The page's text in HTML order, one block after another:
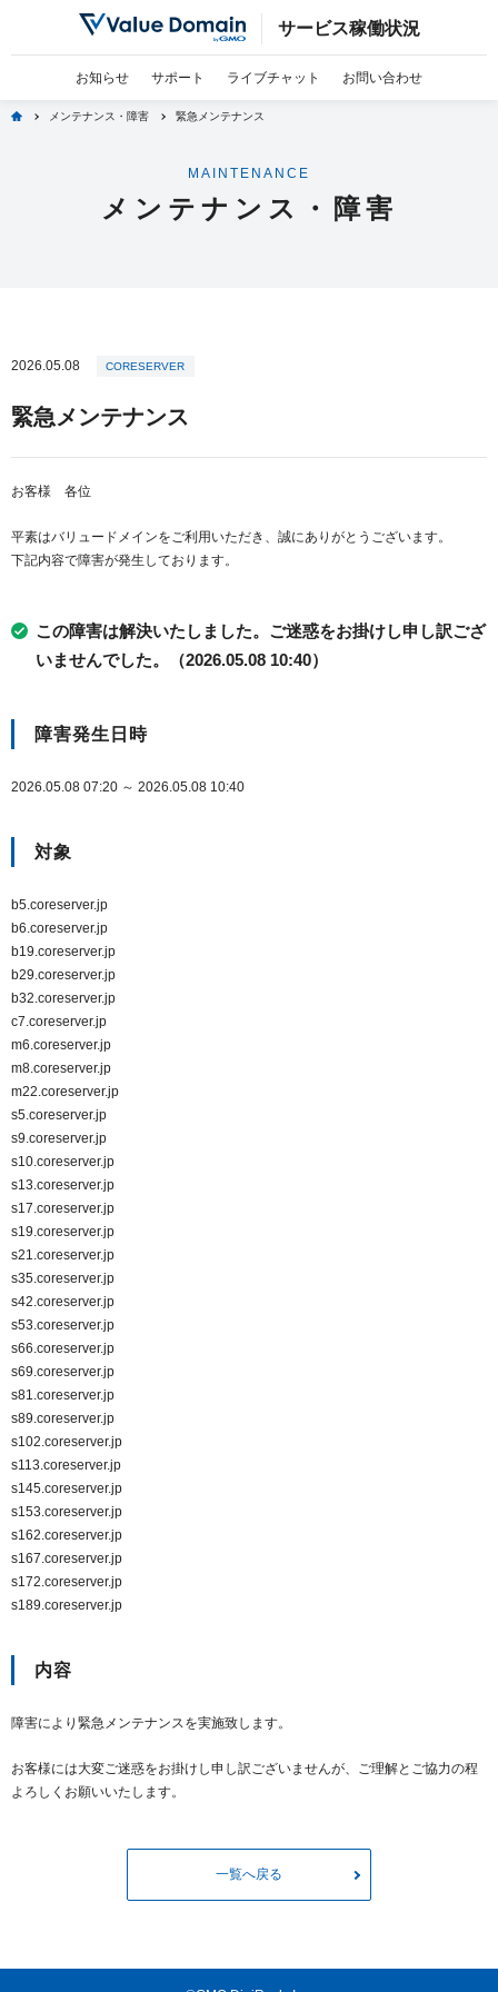
サービス稼働状況
お知らせ サポート ライブチャット お問い合わせ
home メンテナンス・障害 緊急メンテナンス
MAINTENANCE
メンテナンス・障害
2026.05.08 CORESERVER
緊急メンテナンス
お客様 各位
平素はバリュードメインをご利用いただき、誠にありがとうございます。
下記内容で障害が発生しております。
この障害は解決いたしました。ご迷惑をお掛けし申し訳ござ
いませんでした。（2026.05.08 10:40）
障害発生日時
2026.05.08 07:20 ～ 2026.05.08 10:40
対象
b5.coreserver.jp
b6.coreserver.jp
b19.coreserver.jp
b29.coreserver.jp
b32.coreserver.jp
c7.coreserver.jp
m6.coreserver.jp
m8.coreserver.jp
m22.coreserver.jp
s5.coreserver.jp
s9.coreserver.jp
s10.coreserver.jp
s13.coreserver.jp
s17.coreserver.jp
s19.coreserver.jp
s21.coreserver.jp
s35.coreserver.jp
s42.coreserver.jp
s53.coreserver.jp
s66.coreserver.jp
s69.coreserver.jp
s81.coreserver.jp
s89.coreserver.jp
s102.coreserver.jp
s113.coreserver.jp
s145.coreserver.jp
s153.coreserver.jp
s162.coreserver.jp
s167.coreserver.jp
s172.coreserver.jp
s189.coreserver.jp
内容
障害により緊急メンテナンスを実施致します。
お客様には大変ご迷惑をお掛けし申し訳ございませんが、ご理解とご協力の程
よろしくお願いいたします。
一覧へ戻る